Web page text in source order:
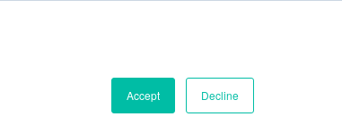
Accept Decline